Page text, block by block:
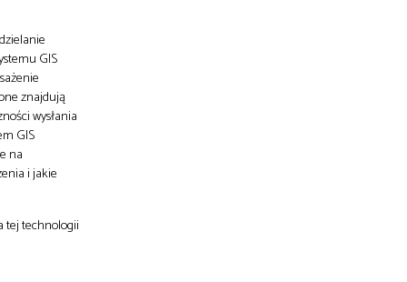
GIS
znajdują
wysłania
GIS
na
i jakie
tej technologii